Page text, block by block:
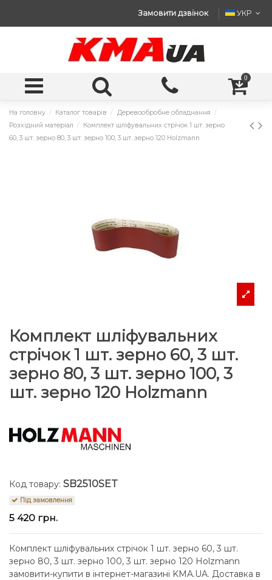
Замовити дзвінок УКР
0
На головну Каталог товарів
Деревообробне обладнання
Розхідний матеріал
Комплект шліфувальних стрічок 1 шт. зерно
60, 3 шт. зерно 80, 3 шт. зерно 100, 3 шт. зерно 120 Holzmann
Комплект шліфувальних
стрічок 1 шт. зерно 60, 3 шт.
зерно 80, 3 шт. зерно 100, 3
шт. зерно 120 Holzmann
Код товару: SB2510SET
Під замовлення
5 420 грн.
Комплект шліфувальних стрічок 1 шт. зерно 60, 3 шт.
зерно 80, 3 шт. зерно 100, 3 шт. зерно 120 Holzmann
замовити-купити в інтернет-магазині KMA.UA. Доставка в